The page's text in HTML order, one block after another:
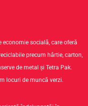
socială, care oferă
precum hârtie, carton,
de metal și Tetra Pak.
locuri de muncă verzi.